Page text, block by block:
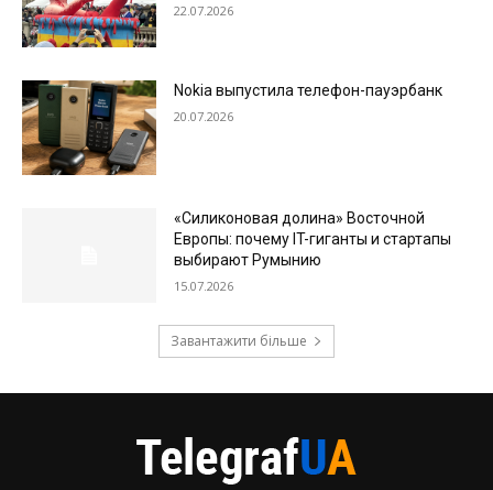
22.07.2026
Nokia выпустила телефон-пауэрбанк
20.07.2026
«Силиконовая долина» Восточной
Европы: почему IT-гиганты и стартапы
выбирают Румынию
15.07.2026
Завантажити більше